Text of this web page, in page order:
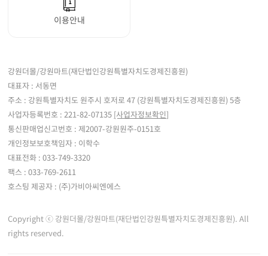
이용안내
강원더몰/강원마트(재단법인강원특별자치도경제진흥원)
대표자 : 서동면
주소 : 강원특별자치도 원주시 호저로 47 (강원특별자치도경제진흥원) 5층
사업자등록번호 : 221-82-07135 [사업자정보확인]
통신판매업신고번호 : 제2007-강원원주-0151호
개인정보보호책임자 : 이학수
대표전화 : 033-749-3320
팩스 : 033-769-2611
호스팅 제공자 : (주)가비아씨엔에스
Copyright ⓒ 강원더몰/강원마트(재단법인강원특별자치도경제진흥원). All
rights reserved.